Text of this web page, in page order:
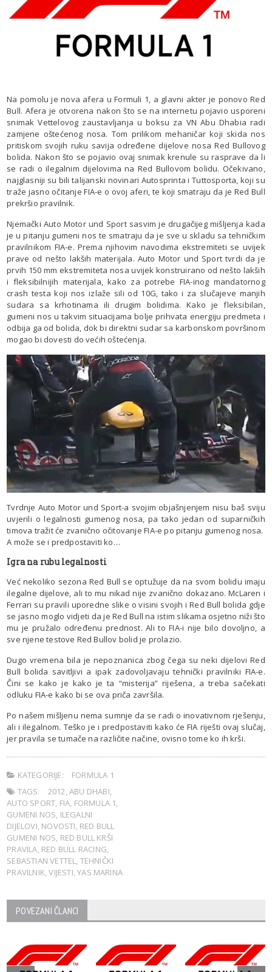
Na pomolu je nova afera u Formuli 1, a glavni akter je ponovo Red
Bull. Afera je otvorena nakon što se na internetu pojavio usporeni
snimak Vettelovog zaustavljanja u boksu za VN Abu Dhabia radi
zamjene oštećenog nosa. Tom prilikom mehaničar koji skida nos
pritiskom svojih ruku savija određene dijelove nosa Red Bullovog
bolida. Nakon što se pojavio ovaj snimak krenule su rasprave da li
se radi o ilegalnim dijelovima na Red Bullovom bolidu. Očekivano,
najglasniji su bili talijanski novinari Autosprinta i Tuttosporta, koji su
traže jasno očitanje FIA-e o ovoj aferi, te koji smatraju da je Red Bull
prekršio pravilnik.
Njemački Auto Motor und Sport sasvim je drugačijeg mišljenja kada
je u pitanju gumeni nos te smatraju da je sve u skladu sa tehničkim
pravilnikom FIA-e. Prema njihovim navodima ekstremiteti se uvijek
prave od nešto lakših materijala. Auto Motor und Sport tvrdi da je
prvih 150 mm ekstremiteta nosa uvijek konstruirano od nešto lakših
i fleksibilnijih materijala, kako za potrebe FIA-inog mandatornog
crash testa koji nos izlaže sili od 10G, tako i za slučajeve manjih
sudara sa krhotinama ili drugim bolidima. Kako je fleksibilan,
gumeni nos u takvim situacijama bolje prihvata energiju predmeta i
odbija ga od bolida, dok bi direktni sudar sa karbonskom površinom
mogao bi dovesti do većih oštećenja.
Tvrdnje Auto Motor und Sport-a svojim objašnjenjem nisu baš sviju
uvjerili o legalnosti gumenog nosa, pa tako jedan od suparničkih
timova tražit će zvanično očitovanje FIA-e po pitanju gumenog nosa.
A može se i predpostaviti ko…
Igra na rubu legalnosti
Već nekoliko sezona Red Bull se optužuje da na svom bolidu imaju
ilegalne dijelove, ali to mu nikad nije zvanično dokazano. McLaren i
Ferrari su pravili uporedne slike o visini svojih i Red Bull bolida gdje
se jasno moglo vidjeti da je Red Bull na istim slikama osjetno niži što
mu je pružalo određenu prednost. Ali to FIA-i nije bilo dovoljno, a
sve njene testove Red Bullov bolid je prolazio.
Dugo vremena bila je nepoznanica zbog čega su neki dijelovi Red
Bull bolida savitljivi a ipak zadovoljavaju tehnički pravilniki FIA-e.
Čini se kako je kako je ta “misterija” riješena, a treba sačekati
odluku FIA-e kako bi se ova priča završila.
Po našem mišljenu nema sumnje da se radi o inovativnom rješenju,
ali i ilegalnom. Teško je i predpostaviti kako će FIA riješti ovaj slučaj,
jer pravila se tumače na različite načine, ovisno tome ko ih krši.
KATEGORIJE:
FORMULA 1
TAGS:
2012,ABU DHABI,
AUTO SPORT, FIA, FORMULA 1,
GUMENI NOS, ILEGALNI
DIJELOVI, NOVOSTI, RED BULL
GUMENI NOS, RED BULL KRŠI
PRAVILA, RED BULL RACING,
SEBASTIAN VETTEL, TEHNIČKI
PRAVILNIK,VIJESTI,YAS MARINA
POVEZANI ČLANCI